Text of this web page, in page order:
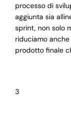
processo di
aggiunta sia
sprint, non solo
riduciamo
prodotto finale
3